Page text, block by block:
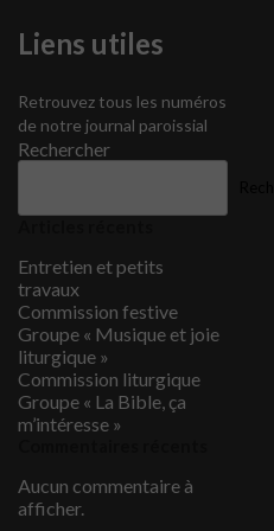
Liens utiles
Retrouvez tous les numéros
de notre journal paroissial
Rechercher
Entretien et petits
travaux
Commission festive
Groupe « Musique et joie
liturgique »
Commission liturgique
Groupe « La Bible, ça
m’intéresse »
Aucun commentaire à
afficher.